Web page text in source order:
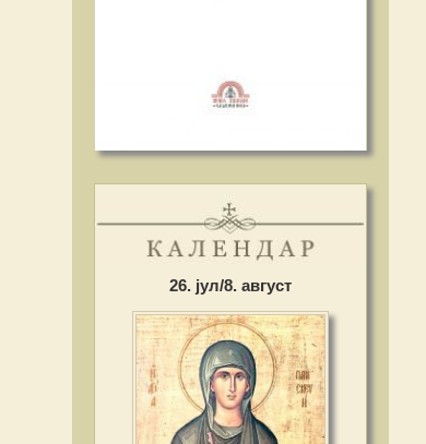
26. јул/8. август